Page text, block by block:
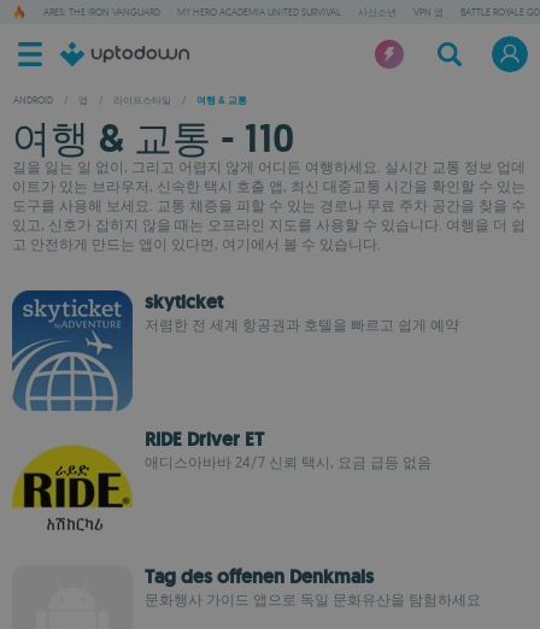
ARES: THE IRON VANGUARD MY HERO ACADEMIA UNITED SURVIVAL 사신소년 VPN 앱 BATTLE ROYALE GD
ANDROID / 앱 / 라이프스타일 / 여행 & 교통
여행 & 교통 - 110
길을 잃는 일 없이, 그리고 어렵지 않게 어디든 여행하세요. 실시간 교통 정보 업데
이트가 있는 브라우저, 신속한 택시 호출 앱, 최신 대중교통 시간을 확인할 수 있는
도구를 사용해 보세요. 교통 체증을 피할 수 있는 경로나 무료 주차 공간을 찾을 수
있고, 신호가 잡히지 않을 때는 오프라인 지도를 사용할 수 있습니다. 여행을 더 쉽
고 안전하게 만드는 앱이 있다면, 여기에서 볼 수 있습니다.
skyticket
저렴한 전 세계 항공권과 호텔을 빠르고 쉽게 예약
RIDE Driver ET
애디스아바바 24/7 신뢰 택시, 요금 급등 없음
Tag des offenen Denkmals
문화행사 가이드 앱으로 독일 문화유산을 탐험하세요